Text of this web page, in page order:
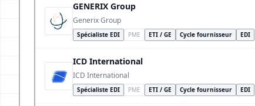
GENERIX Group
Generix Group
Spécialiste EDI PME ETI / GE Cycle fournisseur EDI
ICD International
ICD International
Spécialiste EDI PME ETI / GE Cycle fournisseur EDI